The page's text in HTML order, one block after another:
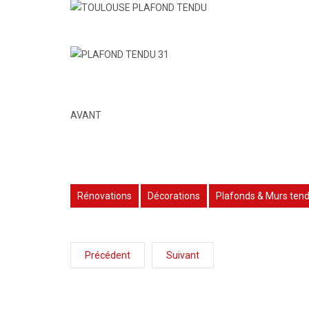
AVANT
Rénovations Décorations Plafonds & Murs
Précédent Suivant